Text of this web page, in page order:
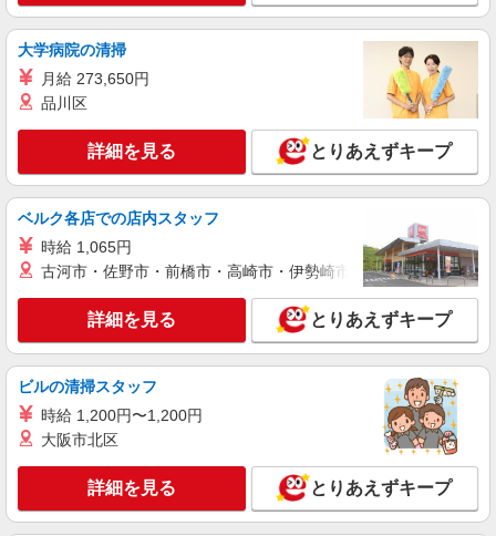
・退職金制度あり ・キャリアステップ年収モデル
（参考値） 一般職（平均勤続年数5年）390万円
事業所長（平均勤続年数10年 2〜3年で所長にな
る人もいます！）500万円 ブロック長（平均勤続
年数13年）650万円 エリア長（平均勤続年数17
キープ 詳細を見る
大学病院の清掃
月給 273,650円
品川区
詳細を見る とりあえずキープ
ベルク各店での店内スタッフ
時給 1,065円
古河市・佐野市・前橋市・高崎市・伊勢崎市・太田市・館林市
詳細を見る とりあえずキープ
ビルの清掃スタッフ
時給 1,200円〜1,200円
大阪市北区
詳細を見る とりあえずキープ